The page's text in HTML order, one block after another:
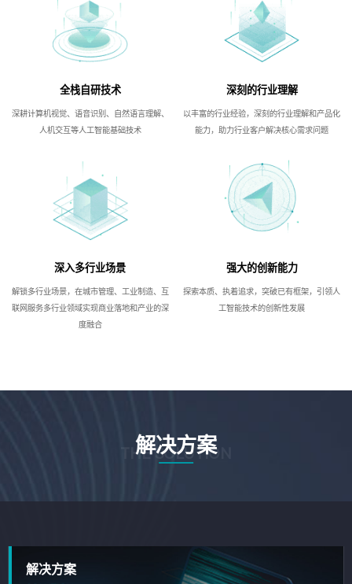
全栈自研技术
深耕计算机视觉、语音识别、自然语言理解、
人机交互等人工智能基础技术
深刻的行业理解
以丰富的行业经验，深刻的行业理解和产品化
能力，助力行业客户解决核心需求问题
深入多行业场景
解锁多行业场景，在城市管理、工业制造、互
联网服务多行业领域实现商业落地和产业的深
度融合
强大的创新能力
探索本质、执着追求，突破已有框架，引领人
工智能技术的创新性发展
解决方案
THE SOLUTION
解决方案